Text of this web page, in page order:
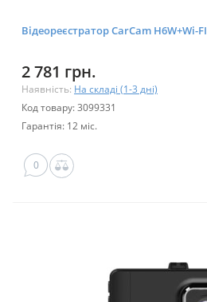
Відеореєстратор CarCam H6W+Wi-FI
2 781 грн.
Наявність: На складі (1-3 дні)
Код товару: 3099331
Гарантія: 12 міс.
0